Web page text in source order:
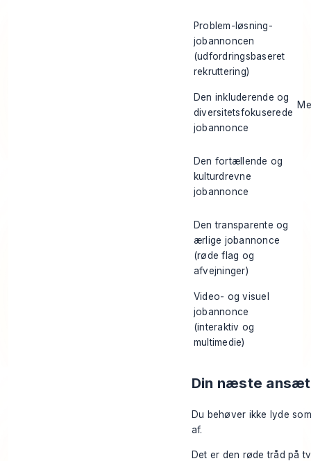
Problem-løsning-
jobannoncen
(udfordringsbaseret
rekruttering)
Den inkluderende og
diversitetsfokuserede
jobannonce
Den fortællende og
kulturdrevne
jobannonce
Den transparente og
ærlige jobannonce
(røde flag og
afvejninger)
Video- og visuel
jobannonce
(interaktiv og
multimedie)
Din næste
Du behøver ikke lyde
af.
Det er den røde tråd på